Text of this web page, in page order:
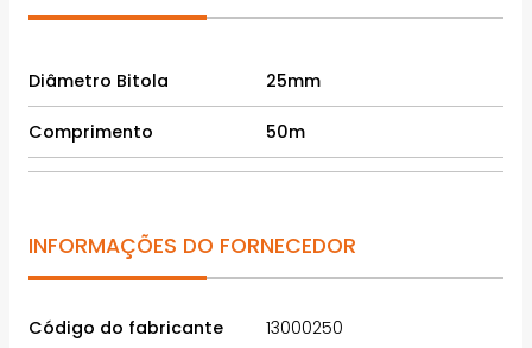
Diâmetro Bitola 25mm
Comprimento 50m
INFORMAÇÕES DO FORNECEDOR
Código do fabricante 13000250